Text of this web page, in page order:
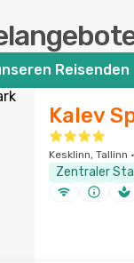
Reisenden
Kalev
Kesklinn, Tallinn
Zentraler